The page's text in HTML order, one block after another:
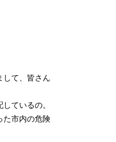
して、皆さん
ているの。
た市内の危険